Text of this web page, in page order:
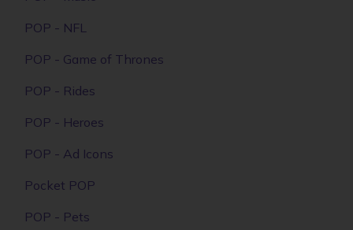
POP - NFL
POP - Game of Thrones
POP - Rides
POP - Heroes
POP - Ad Icons
Pocket POP
POP - Pets